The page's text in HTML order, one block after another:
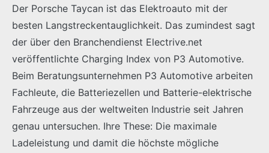
Der Porsche Taycan ist das Elektroauto mit der
besten Langstreckentauglichkeit. Das zumindest sagt
der über den Branchendienst Electrive.net
veröffentlichte Charging Index von P3 Automotive.
Beim Beratungsunternehmen P3 Automotive arbeiten
Fachleute, die Batteriezellen und Batterie-elektrische
Fahrzeuge aus der weltweiten Industrie seit Jahren
genau untersuchen. Ihre These: Die maximale
Ladeleistung und damit die höchste mögliche